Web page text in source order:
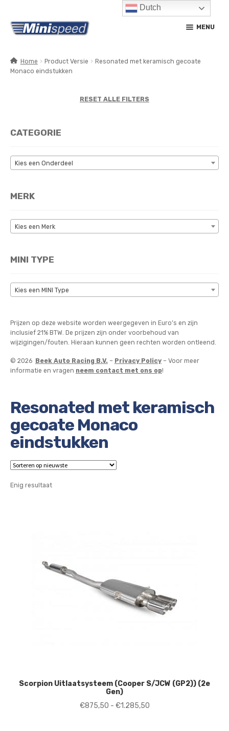
Ga
door
navigatie
Ga
naar
inhoud
MENU
SERVICE / ONDERHOUD
Home Product Versie
Resonated met keramisch gecoate
Monaco eindstukken
Resonated met keramisch
gecoate Monaco
eindstukken
Enig resultaat
Scorpion Uitlaatsysteem (Cooper S/JCW (GP2)) (2e
Gen)
€875,50 - €1.285,50Prijsklasse:
RESET ALLE FILTERS
CATEGORIE
Kies een Onderdeel
MERK
Kies een Merk
MINI TYPE
Kies een MINI Type
Prijzen op deze website worden weergegeven in Euro’s en zijn
inclusief 21% BTW. De prijzen zijn onder voorbehoud van
wijzigingen/fouten. Hieraan kunnen geen rechten worden ontleend.
© 2026 Beek Auto Racing B.V. – Privacy Policy– Voor meer
informatie en vragen neem contact met ons op!
Dutch